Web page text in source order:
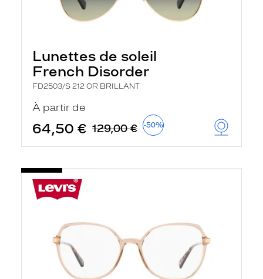
Lunettes de soleil
French Disorder
FD2503/S 212 OR BRILLANT
À partir de
64,50 € 129,00 € -50%